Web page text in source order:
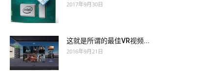
2017年9月30日
这就是所谓的最佳VR视频...
2016年9月21日